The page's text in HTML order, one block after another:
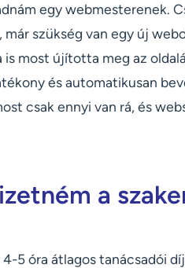
egy webmesterenek.
már szükség van egy új
is most újította meg az
és automatikusan
csak ennyi van rá, és
a
5 óra átlagos tanácsadói